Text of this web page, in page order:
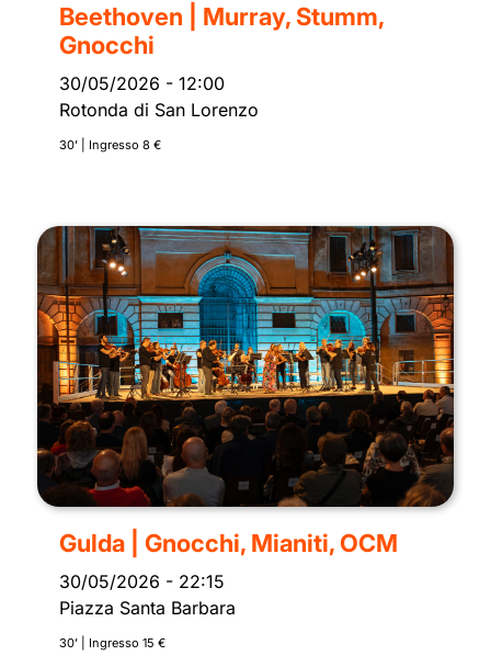
Beethoven | Murray, Stumm,
Gnocchi
30/05/2026 - 12:00
Rotonda di San Lorenzo
30’ | Ingresso 8 €
Gulda | Gnocchi, Mianiti, OCM
30/05/2026 - 22:15
Piazza Santa Barbara
30’ | Ingresso 15 €